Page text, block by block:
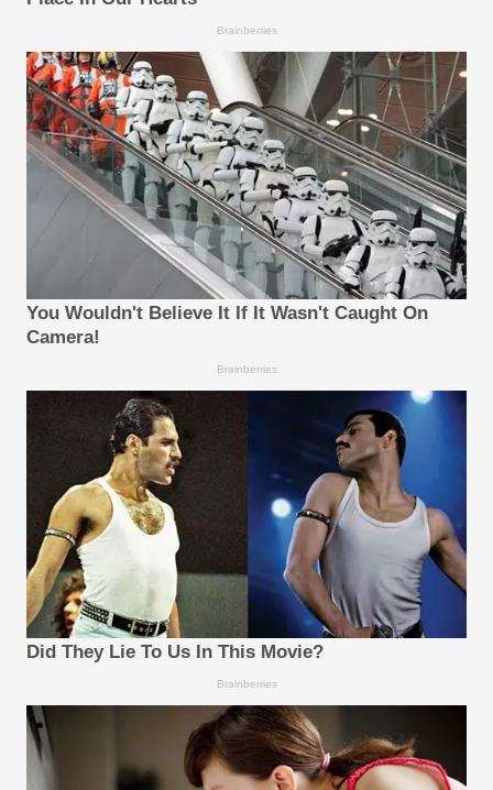
Brainberries
You Wouldn't Believe It If It Wasn't Caught On
Camera!
Brainberries
Did They Lie To Us In This Movie?
Brainberries